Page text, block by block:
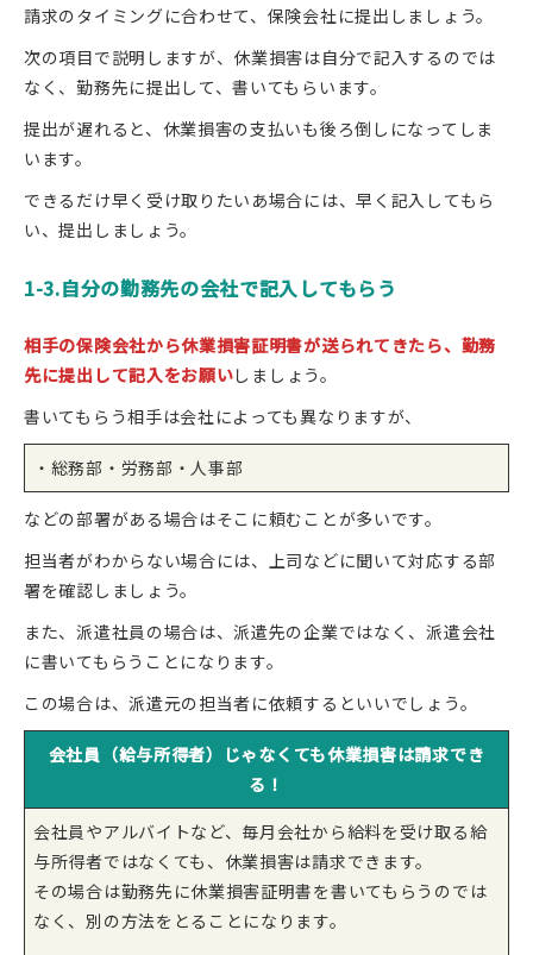
請求のタイミングに合わせて、保険会社に提出しましょう。
次の項目で説明しますが、休業損害は自分で記入するのでは
なく、勤務先に提出して、書いてもらいます。
提出が遅れると、休業損害の支払いも後ろ倒しになってしま
います。
できるだけ早く受け取りたいあ場合には、早く記入してもら
い、提出しましょう。
1-3.自分の勤務先の会社で記入してもらう
相手の保険会社から休業損害証明書が送られてきたら、勤務
先に提出して記入をお願いしましょう。
書いてもらう相手は会社によっても異なりますが、
・総務部・労務部・人事部
などの部署がある場合はそこに頼むことが多いです。
担当者がわからない場合には、上司などに聞いて対応する部
署を確認しましょう。
また、派遣社員の場合は、派遣先の企業ではなく、派遣会社
に書いてもらうことになります。
この場合は、派遣元の担当者に依頼するといいでしょう。
会社員（給与所得者）じゃなくても休業損害は請求でき
る！
会社員やアルバイトなど、毎月会社から給料を受け取る給
与所得者ではなくても、休業損害は請求できます。
その場合は勤務先に休業損害証明書を書いてもらうのでは
なく、別の方法をとることになります。